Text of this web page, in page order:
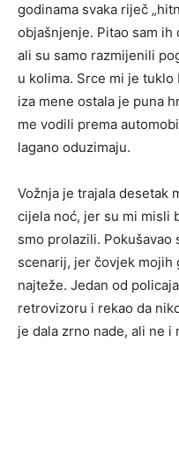
godinama svaka riječ
objašnjenje. Pitao sam
ali su samo razmijenili
u kolima. Srce mi je
iza mene ostala je puna
me vodili prema
lagano oduzimaju.
Vožnja je trajala desetak
cijela noć, jer su mi misli
smo prolazili.
scenarij, jer čovjek mojih
najteže. Jedan od
retrovizoru i rekao da
je dala zrno nade, ali ne i